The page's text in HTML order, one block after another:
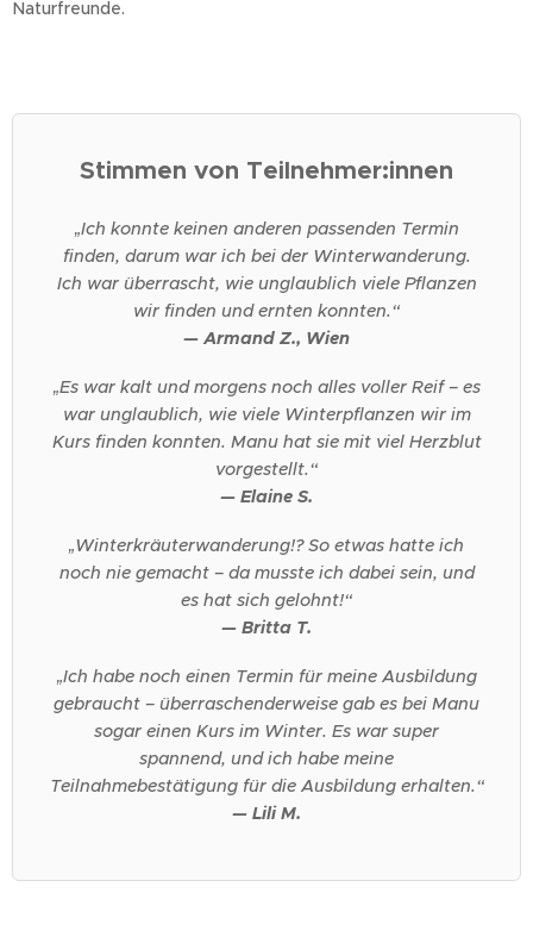
Naturfreunde.
Stimmen von Teilnehmer:innen
„Ich konnte keinen anderen passenden Termin
finden, darum war ich bei der Winterwanderung.
Ich war überrascht, wie unglaublich viele Pflanzen
wir finden und ernten konnten.“
— Armand Z., Wien
„Es war kalt und morgens noch alles voller Reif – es
war unglaublich, wie viele Winterpflanzen wir im
Kurs finden konnten. Manu hat sie mit viel Herzblut
vorgestellt.“
— Elaine S.
„Winterkräuterwanderung!? So etwas hatte ich
noch nie gemacht – da musste ich dabei sein, und
es hat sich gelohnt!“
— Britta T.
„Ich habe noch einen Termin für meine Ausbildung
gebraucht – überraschenderweise gab es bei Manu
sogar einen Kurs im Winter. Es war super
spannend, und ich habe meine
Teilnahmebestätigung für die Ausbildung erhalten.“
— Lili M.